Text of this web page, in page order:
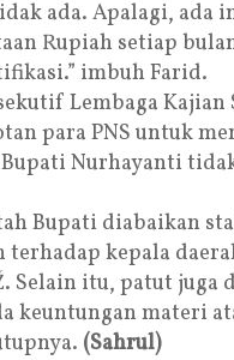
ada. Apalagi, ada
Rupiah setiap
imbuh Farid.
Lembaga
para PNS untuk
Nurhayanti
Bupati diabaikan
terhadap kepala
itu, patut juga
keuntungan materi
(Sahrul)